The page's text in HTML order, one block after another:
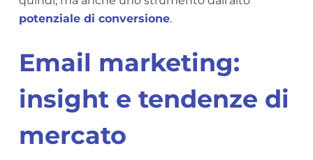
potenziale di conversione.
Email marketing:
insight e tendenze di
mercato